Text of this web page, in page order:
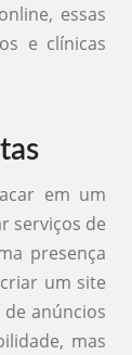
essas
e clínicas
em um
serviços de
presença
um site
anúncios
mas